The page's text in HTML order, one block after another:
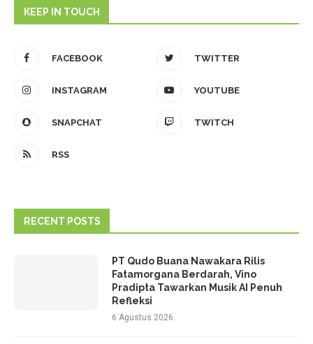
KEEP IN TOUCH
FACEBOOK TWITTER
INSTAGRAM YOUTUBE
SNAPCHAT TWITCH
RSS
RECENT POSTS
PT Qudo Buana Nawakara Rilis
Fatamorgana Berdarah, Vino
Pradipta Tawarkan Musik AI Penuh
Refleksi
6 Agustus 2026